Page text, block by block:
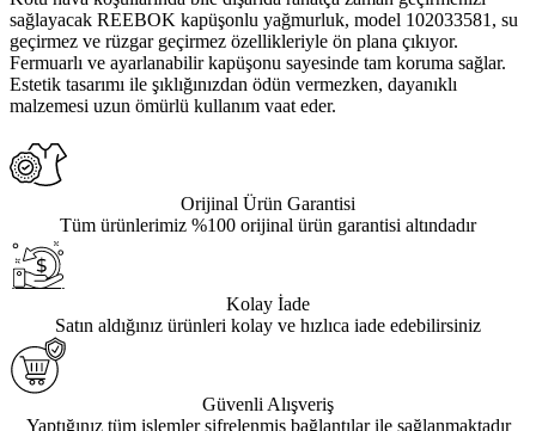
sağlayacak REEBOK kapüşonlu yağmurluk, model 102033581, su
geçirmez ve rüzgar geçirmez özellikleriyle ön plana çıkıyor.
Fermuarlı ve ayarlanabilir kapüşonu sayesinde tam koruma sağlar.
Estetik tasarımı ile şıklığınızdan ödün vermezken, dayanıklı
malzemesi uzun ömürlü kullanım vaat eder.
Orijinal Ürün Garantisi
Tüm ürünlerimiz %100 orijinal ürün garantisi altındadır
Kolay İade
Satın aldığınız ürünleri kolay ve hızlıca iade edebilirsiniz
Güvenli Alışveriş
Yaptığınız tüm işlemler şifrelenmiş bağlantılar ile sağlanmaktadır